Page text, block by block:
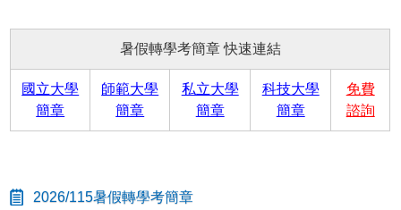
暑假轉學考簡章 快速連結
國立大學
簡章
師範大學
簡章
私立大學
簡章
科技大學
簡章
免費
諮詢
2026/115暑假轉學考簡章